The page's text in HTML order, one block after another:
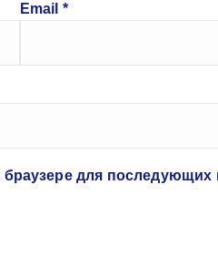
Email *
для